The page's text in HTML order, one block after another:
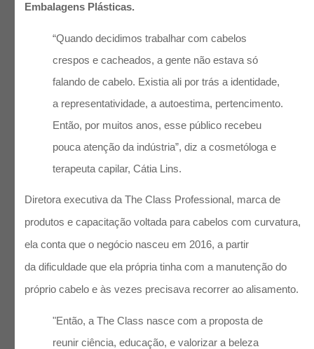
Embalagens Plásticas.
“Quando decidimos trabalhar com cabelos
crespos e cacheados, a gente não estava só
falando de cabelo. Existia ali por trás a identidade,
a representatividade, a autoestima, pertencimento.
Então, por muitos anos, esse público recebeu
pouca atenção da indústria”, diz a cosmetóloga e
terapeuta capilar, Cátia Lins.
Diretora executiva da The Class Professional, marca de
produtos e capacitação voltada para cabelos com curvatura,
ela conta que o negócio nasceu em 2016, a partir
da dificuldade que ela própria tinha com a manutenção do
próprio cabelo e às vezes precisava recorrer ao alisamento.
"Então, a The Class nasce com a proposta de
reunir ciência, educação, e valorizar a beleza